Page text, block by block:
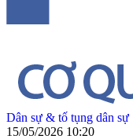
Dân sự & tố tụng dân sự
15/05/2026 10:20